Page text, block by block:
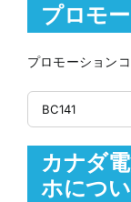
プロモ
プロモーション
カナダ
ホにつ